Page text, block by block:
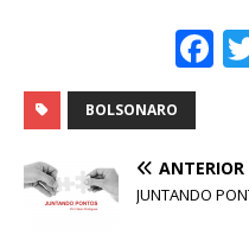
F
e
b
BOLSONARO
ANTERIOR
JUNTANDO